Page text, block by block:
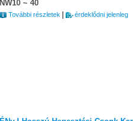
NW10 ~ 40
További részletek érdeklődni jelenleg